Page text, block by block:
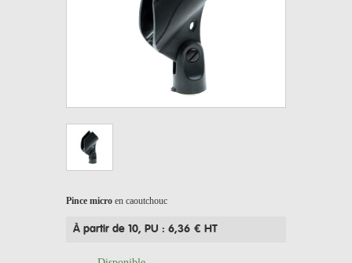
Pince micro en caoutchouc
À partir de 10, PU : 6,36 € HT